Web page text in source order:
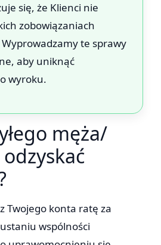
się, że Klienci nie
zobowiązaniach
Wyprowadzamy te sprawy
aby uniknąć
wyroku.
męża/
Twojego konta ratę za
wspólności